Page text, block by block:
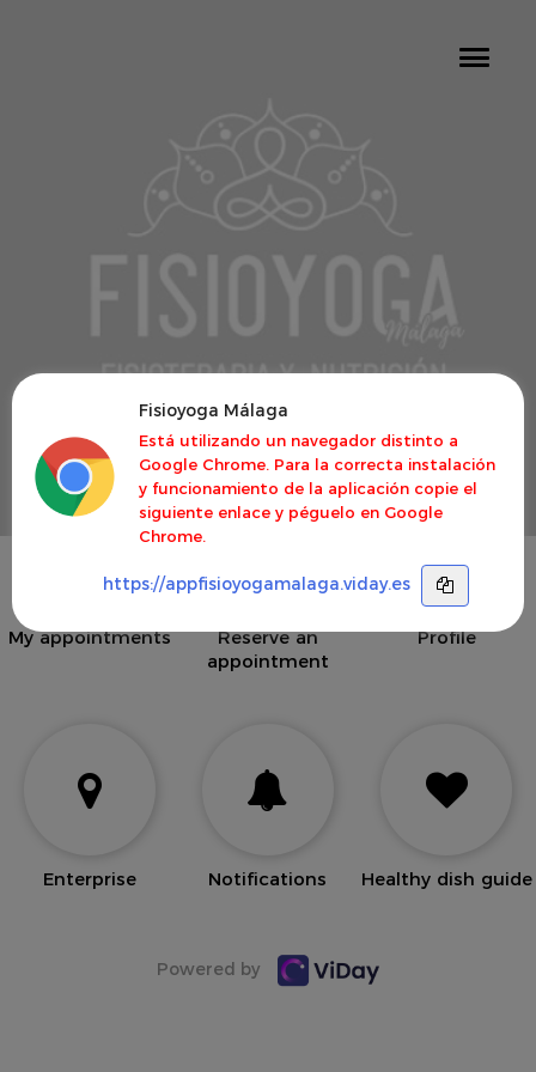
Fisioyoga Málaga
Está utilizando un navegador distinto a
Google Chrome. Para la correcta instalación
y funcionamiento de la aplicación copie el
siguiente enlace y péguelo en Google
Chrome.
https://appfisioyogamalaga.viday.es
My appointments
Reserve an
appointment
Profile
Enterprise Notifications Healthy dish guide
Powered by